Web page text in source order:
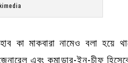
কা মাকবারা নামেও বলা হয়ে
এবং কমান্ডার-ইন-চীফ